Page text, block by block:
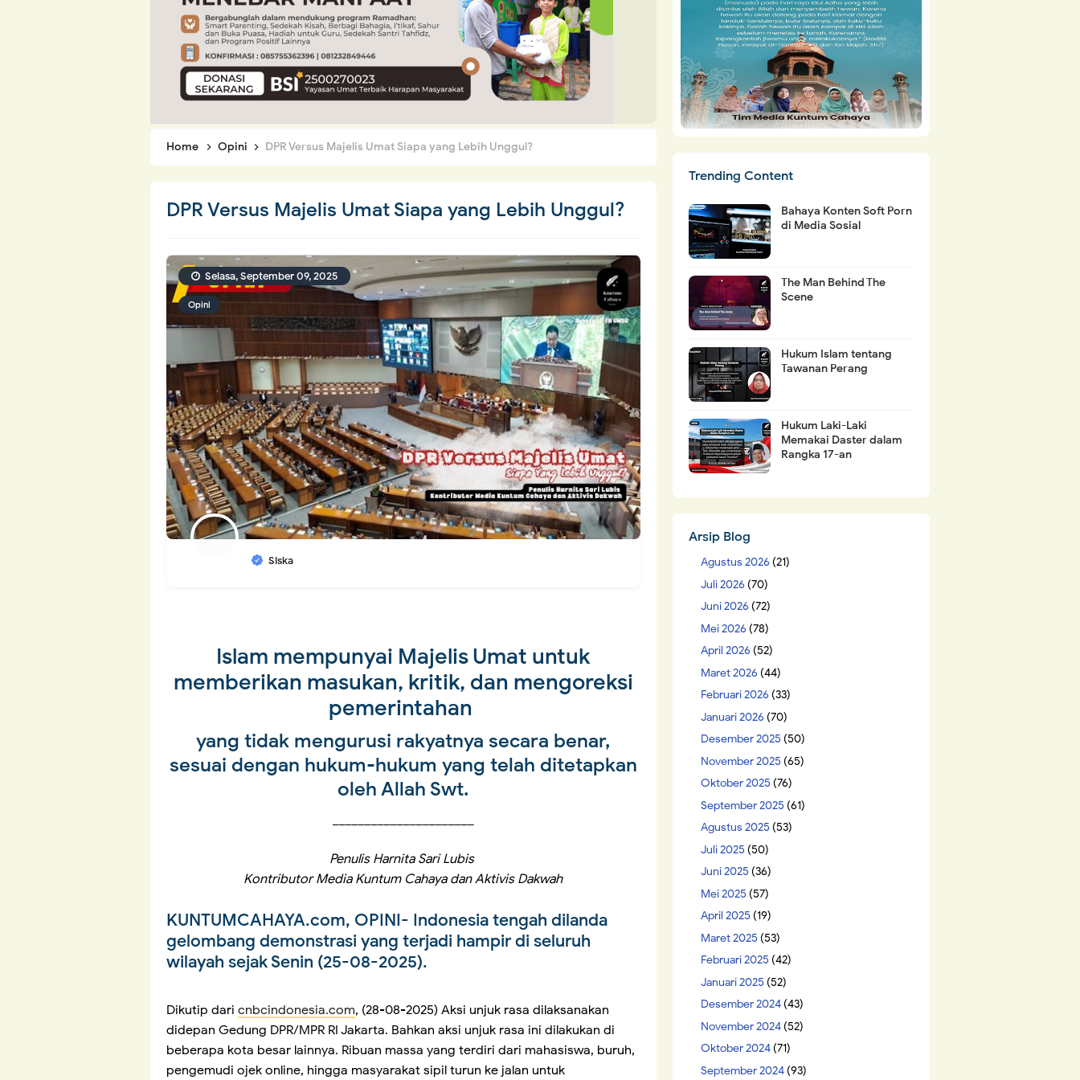
Home Opini DPR Versus Majelis Umat Siapa yang Lebih Unggul?
DPR Versus Majelis Umat Siapa yang Lebih Unggul?
Opini
Siska
Selasa, September 09, 2025
Islam mempunyai Majelis Umat untuk
memberikan masukan, kritik, dan mengoreksi
pemerintahan
yang tidak mengurusi rakyatnya secara benar,
sesuai dengan hukum-hukum yang telah ditetapkan
oleh Allah Swt.
Penulis Harnita Sari Lubis
Kontributor Media Kuntum Cahaya dan Aktivis Dakwah
KUNTUMCAHAYA.com, OPINI- Indonesia tengah dilanda
gelombang demonstrasi yang terjadi hampir di seluruh
wilayah sejak Senin (25-08-2025).
Dikutip dari cnbcindonesia.com, (28-08-2025) Aksi unjuk rasa dilaksanakan
didepan Gedung DPR/MPR RI Jakarta. Bahkan aksi unjuk rasa ini dilakukan di
beberapa kota besar lainnya. Ribuan massa yang terdiri dari mahasiswa, buruh,
pengemudi ojek online, hingga masyarakat sipil turun ke jalan untuk
Trending Content
Bahaya Konten Soft Porn
di Media Sosial
The Man Behind The
Scene
Hukum Islam tentang
Tawanan Perang
Hukum Laki-Laki
Memakai Daster dalam
Rangka 17-an
Arsip Blog
Agustus 2026 (21)
Juli 2026 (70)
Juni 2026 (72)
Mei 2026 (78)
April 2026 (52)
Maret 2026 (44)
Februari 2026 (33)
Januari 2026 (70)
Desember 2025 (50)
November 2025 (65)
Oktober 2025 (76)
September 2025 (61)
Agustus 2025 (53)
Juli 2025 (50)
Juni 2025 (36)
Mei 2025 (57)
April 2025 (19)
Maret 2025 (53)
Februari 2025 (42)
Januari 2025 (52)
Desember 2024(43)
November 2024(52)
Oktober 2024(71)
September 2024(93)